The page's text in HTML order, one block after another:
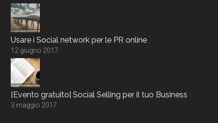
Usare i Social network per le PR online
12 giugno 2017
[Evento gratuito] Social Selling per il tuo Business
3 maggio 2017